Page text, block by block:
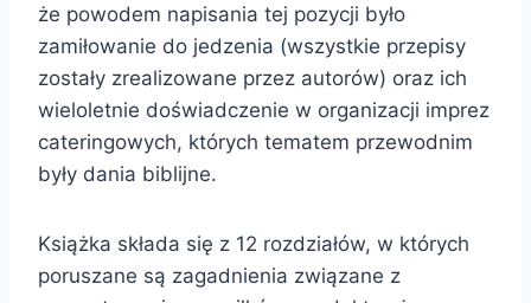
że powodem napisania tej pozycji było
zamiłowanie do jedzenia (wszystkie przepisy
zostały zrealizowane przez autorów) oraz ich
wieloletnie doświadczenie w organizacji imprez
cateringowych, których tematem przewodnim
były dania biblijne.
Książka składa się z 12 rozdziałów, w których
poruszane są zagadnienia związane z